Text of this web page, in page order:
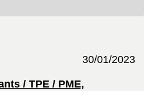
30/01/2023
/ TPE / PME,